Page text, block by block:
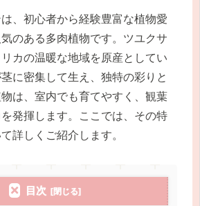
、初心者から経験豊富な植物愛
のある多肉植物です。ツユクサ
カの温暖な地域を原産としてい
に密集して生え、独特の彩りと
は、室内でも育てやすく、観葉
発揮します。ここでは、その特
詳しくご紹介します。
目次